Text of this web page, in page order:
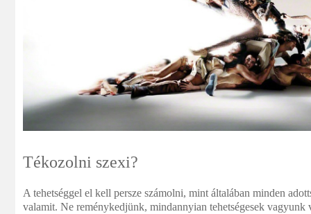
Tékozolni szexi?
A tehetséggel el kell persze számolni, mint általában minden
valamit. Ne reménykedjünk, mindannyian tehetségesek vagyunk